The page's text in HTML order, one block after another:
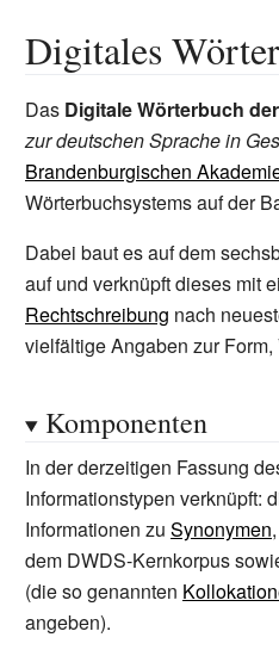
Digitales
Das Digitale Wörterbuch
zur deutschen Sprache in
Brandenburgischen
Wörterbuchsystems auf der
Dabei baut es auf dem
auf und verknüpft dieses mit
Rechtschreibung nach
vielfältige Angaben zur
Komponenten
In der derzeitigen Fassung
Informationstypen verknüpft:
Informationen zu Synonymen,
dem DWDS-Kernkorpus
(die so genannten
angeben).